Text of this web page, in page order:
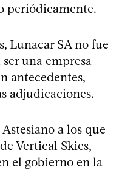
periódicamente.
Lunacar SA no fue
una empresa
antecedentes,
adjudicaciones.
a los que
Vertical Skies,
el gobierno en la